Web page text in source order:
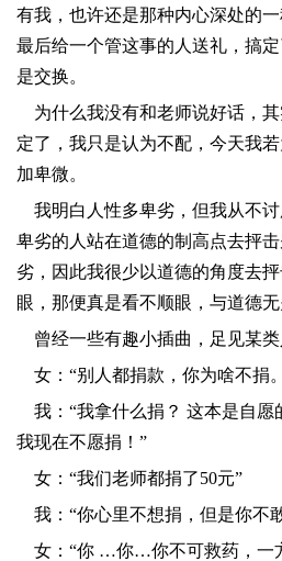
有我，也许还是那种内心深处的一
最后给一个管这事的人送礼，搞
是交换。
为什么我没有和老师说好话，
定了，我只是认为不配，今天我
加卑微。
我明白人性多卑劣，但我从不
卑劣的人站在道德的制高点去抨
劣，因此我很少以道德的角度去
眼，那便真是看不顺眼，与道德无
曾经一些有趣小插曲，足见某
女：“别人都捐款，你为啥不捐
我：“我拿什么捐？ 这本是自愿
我现在不愿捐！”
​女：“我们老师都捐了50元”
我：“你心里不想捐，但是你不
女：“你 …你…你不可救药，一